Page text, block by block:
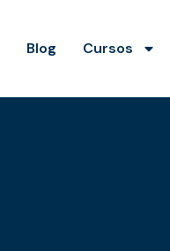
Blog Cursos